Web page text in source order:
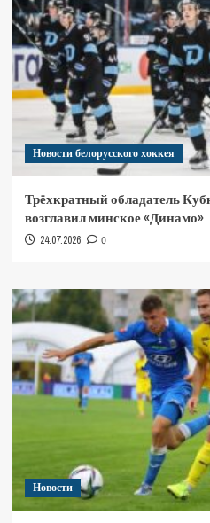
Новости белорусского хоккея
Трёхкратный обладатель
возглавил минское «Динамо»
24.07.2026 0
Новости